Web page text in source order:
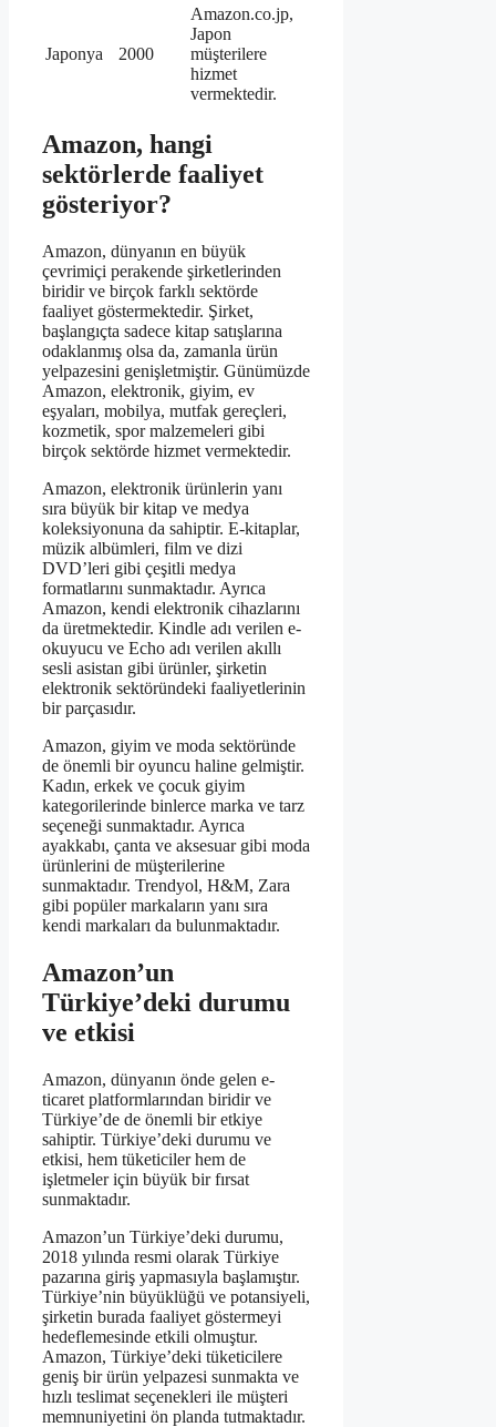
Japonya 2000
Amazon.co.jp,
Japon
müşterilere
hizmet
vermektedir.
Amazon, hangi
sektörlerde faaliyet
gösteriyor?
Amazon, dünyanın en büyük
çevrimiçi perakende şirketlerinden
biridir ve birçok farklı sektörde
faaliyet göstermektedir. Şirket,
başlangıçta sadece kitap satışlarına
odaklanmış olsa da, zamanla ürün
yelpazesini genişletmiştir. Günümüzde
Amazon, elektronik, giyim, ev
eşyaları, mobilya, mutfak gereçleri,
kozmetik, spor malzemeleri gibi
birçok sektörde hizmet vermektedir.
Amazon, elektronik ürünlerin yanı
sıra büyük bir kitap ve medya
koleksiyonuna da sahiptir. E-kitaplar,
müzik albümleri, film ve dizi
DVD’leri gibi çeşitli medya
formatlarını sunmaktadır. Ayrıca
Amazon, kendi elektronik cihazlarını
da üretmektedir. Kindle adı verilen e-
okuyucu ve Echo adı verilen akıllı
sesli asistan gibi ürünler, şirketin
elektronik sektöründeki faaliyetlerinin
bir parçasıdır.
Amazon, giyim ve moda sektöründe
de önemli bir oyuncu haline gelmiştir.
Kadın, erkek ve çocuk giyim
kategorilerinde binlerce marka ve tarz
seçeneği sunmaktadır. Ayrıca
ayakkabı, çanta ve aksesuar gibi moda
ürünlerini de müşterilerine
sunmaktadır. Trendyol, H&M, Zara
gibi popüler markaların yanı sıra
kendi markaları da bulunmaktadır.
Amazon’un
Türkiye’deki durumu
ve etkisi
Amazon, dünyanın önde gelen e-
ticaret platformlarından biridir ve
Türkiye’de de önemli bir etkiye
sahiptir. Türkiye’deki durumu ve
etkisi, hem tüketiciler hem de
işletmeler için büyük bir fırsat
sunmaktadır.
Amazon’un Türkiye’deki durumu,
2018 yılında resmi olarak Türkiye
pazarına giriş yapmasıyla başlamıştır.
Türkiye’nin büyüklüğü ve potansiyeli,
şirketin burada faaliyet göstermeyi
hedeflemesinde etkili olmuştur.
Amazon, Türkiye’deki tüketicilere
geniş bir ürün yelpazesi sunmakta ve
hızlı teslimat seçenekleri ile müşteri
memnuniyetini ön planda tutmaktadır.